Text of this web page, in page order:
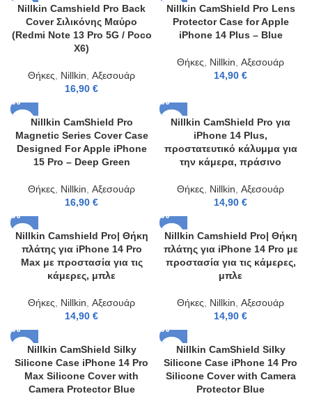
Nillkin Camshield Pro Back
Cover Σιλικόνης Μαύρο
(Redmi Note 13 Pro 5G / Poco
X6)
Θήκες Nillkin Αξεσουάρ
16,90 €
Nillkin CamShield Pro Lens
Protector Case for Apple
iPhone 14 Plus – Blue
Θήκες Nillkin Αξεσουάρ
14,90 €
Nillkin CamShield Pro
Magnetic Series Cover Case
Designed For Apple iPhone
15 Pro – Deep Green
Θήκες Nillkin Αξεσουάρ
16,90 €
Nillkin CamShield Pro για
iPhone 14 Plus,
προστατευτικό κάλυμμα για
την κάμερα, πράσινο
Θήκες Nillkin Αξεσουάρ
14,90 €
Nillkin Camshield Pro| Θήκη
πλάτης για iPhone 14 Pro
Max με προστασία για τις
κάμερες, μπλε
Θήκες Nillkin Αξεσουάρ
14,90 €
Nillkin Camshield Pro| Θήκη
πλάτης για iPhone 14 Pro με
προστασία για τις κάμερες,
μπλε
Θήκες Nillkin Αξεσουάρ
14,90 €
Nillkin CamShield Silky
Silicone Case iPhone 14 Pro
Max Silicone Cover with
Camera Protector Blue
Nillkin CamShield Silky
Silicone Case iPhone 14 Pro
Silicone Cover with Camera
Protector Blue